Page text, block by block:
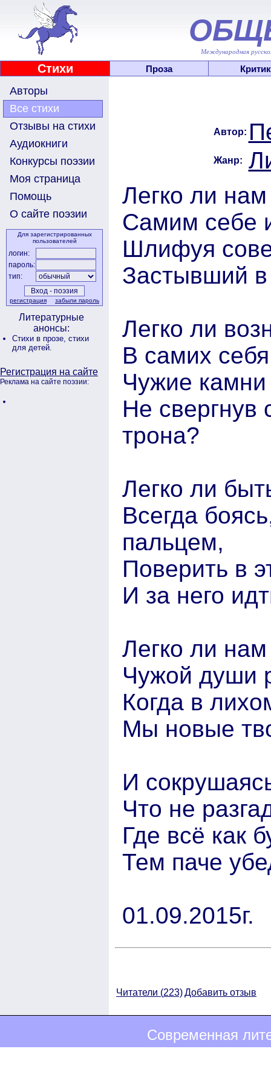
Международная
Стихи Проза
Авторы
Все стихи
Отзывы на стихи
Аудиокниги
Конкурсы поэзии
Моя страница
Помощь
О сайте поэзии
Для зарегистрированных
пользователей
логин:
пароль:
тип:
регистрация забыли пароль
Литературные
анонсы:
Стихи в прозе, стихи
для детей.
Регистрация на сайте
Реклама на сайте поэзии:
Автор:
Жанр:
Легко ли нам
Самим себе
Шлифуя
Застывший в
Легко ли
В самих
Чужие
Не свергнув
трона?
Легко ли
Всегда
пальцем,
Поверить в
И за него
Легко ли
Чужой души
Когда в
Мы новые
И
Что не
Где всё как
Тем паче
01.09.2015г.
Читатели (223)Добавить отзыв
Современная